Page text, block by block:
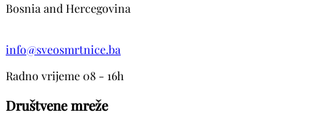
Bosnia and Hercegovina
info@sveosmrtnice.ba
Radno vrijeme 08 - 16h
Društvene mreže